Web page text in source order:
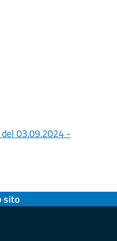
03.09.2024 -
sito